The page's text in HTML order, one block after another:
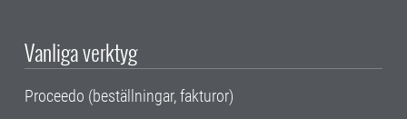
Vanliga verktyg
Proceedo (beställningar, fakturor)